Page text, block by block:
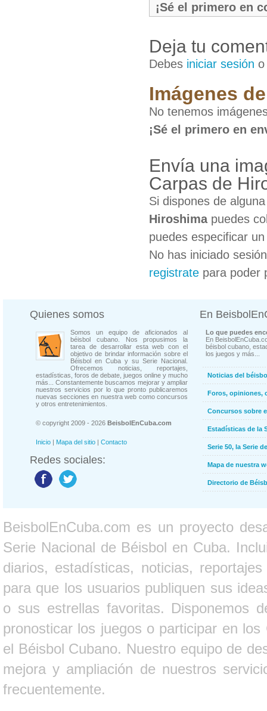
¡Sé el primero en
Deja tu
Debes iniciar sesión
Imágenes
No tenemos
¡Sé el primero en
Envía una
Carpas de
Si dispones de
Hiroshimapuedes
puedes especificar
No has iniciado
registrate para poder
Quienes somos
Somos un equipo de aficionados al
béisbol cubano. Nos propusimos la
tarea de desarrollar esta web con el
objetivo de brindar información sobre el
Béisbol en Cuba y su Serie Nacional.
Ofrecemos noticias, reportajes,
estadísticas, foros de debate, juegos online y mucho
más... Constantemente buscamos mejorar y ampliar
nuestros servicios por lo que pronto publicaremos
nuevas secciones en nuestra web como concursos
y otros entretenimientos.
© copyright 2009 - 2026 BeisbolEnCuba.com
Inicio | Mapa del sitio | Contacto
Redes sociales:
En
Lo que puedes
En
béisbol cubano,
los juegos y más...
Noticias del
Foros, opiniones,
Concursos sobre
Estadísticas de la
Serie 50, la Serie
Mapa de nuestra
Directorio de
BeisbolEnCuba.com es un proyecto
Serie Nacional de Béisbol en Cuba.
diarios, estadísticas, noticias,
para que los usuarios publiquen sus
o sus estrellas favoritas. Disponemos
pronosticar los juegos o participar en
el Béisbol Cubano. Nuestro equipo de
mejora y ampliación de nuestros
frecuentemente.